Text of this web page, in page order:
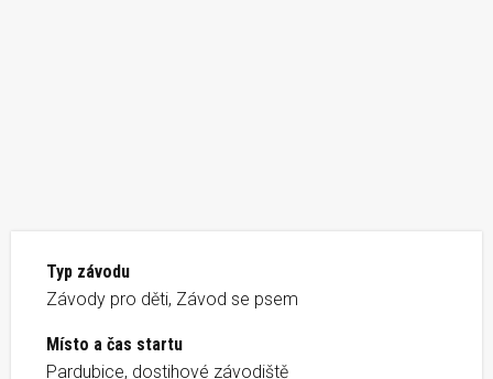
Typ závodu
Závody pro děti, Závod se psem
Místo a čas startu
Pardubice, dostihové závodiště